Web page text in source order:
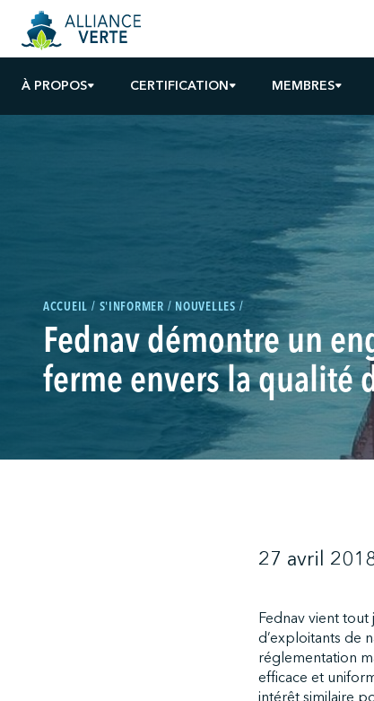
À PROPOS CERTIFICATION MEMBRES
ACCUEIL S'INFORMER NOUVELLES
Fednav démontre un
ferme envers la qualité
27 avril
Fednav vient tout
d’exploitants de
réglementation
efficace et